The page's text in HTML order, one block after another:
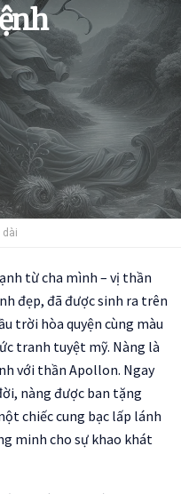
dài
từ cha mình – vị thần
đẹp, đã được sinh ra trên
trời hòa quyện cùng màu
tranh tuyệt mỹ. Nàng là
với thần Apollon. Ngay
nàng được ban tặng
chiếc cung bạc lấp lánh
minh cho sự khao khát